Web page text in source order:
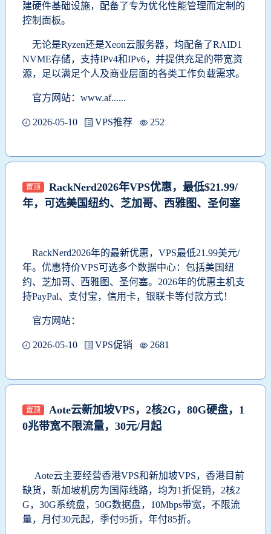
建硬件基础设施，配备了专为优化性能管理而定制的
控制面板。
无论是Ryzen还是Xeon云服务器，均配备了RAID1
NVME存储，支持IPv4和IPv6，并提供充足的带宽资
源，足以满足个人及商业层面的各类工作负载需求。
官方网站：www.af......
2026-05-10 VPS推荐 252
置顶
RackNerd2026年VPS优惠，最低$21.99/
年，可选美国纽约、芝加哥、西雅图、圣何塞
RackNerd2026年的最新优惠，VPS最低21.99美元/
年。优惠特价VPS可选多个数据中心：包括美国纽
约、芝加哥、西雅图、圣何塞。2026年的优惠主机支
持PayPal、支付宝，信用卡，银联卡等付款方式！
官方网站：
2026-05-10 VPS促销 2681
置顶
Aote云新加坡VPS，2核2G，80G硬盘，1
0兆带宽不限流量，30元/月起
Aote云主要经营香港VPS和新加坡VPS，香港目前
缺货，新加坡机房为国际线路，均为1折促销，2核2
G，30G系统盘，50G数据盘，10Mbps带宽，不限流
量，月付30元起，季付95折，年付85折。